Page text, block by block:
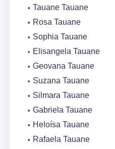
Tauane Tauane
Rosa Tauane
Sophia Tauane
Elisangela Tauane
Geovana Tauane
Suzana Tauane
Silmara Tauane
Gabriela Tauane
Heloísa Tauane
Rafaela Tauane